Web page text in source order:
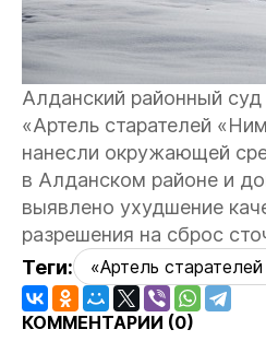
Алданский районный
«Артель старателей
нанесли окружающей
в Алданском районе и
выявлено ухудшение
разрешения на сброс
Теги:
«Артель
КОММЕНТАРИИ (0)